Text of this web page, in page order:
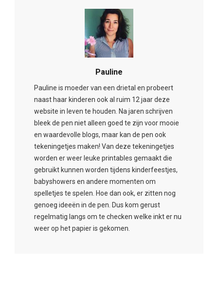
Pauline
Pauline is moeder van een drietal en probeert
naast haar kinderen ook al ruim 12 jaar deze
website in leven te houden. Na jaren schrijven
bleek de pen niet alleen goed te zijn voor mooie
en waardevolle blogs, maar kan de pen ook
tekeningetjes maken! Van deze tekeningetjes
worden er weer leuke printables gemaakt die
gebruikt kunnen worden tijdens kinderfeestjes,
babyshowers en andere momenten om
spelletjes te spelen. Hoe dan ook, er zitten nog
genoeg ideeën in de pen. Dus kom gerust
regelmatig langs om te checken welke inkt er nu
weer op het papier is gekomen.